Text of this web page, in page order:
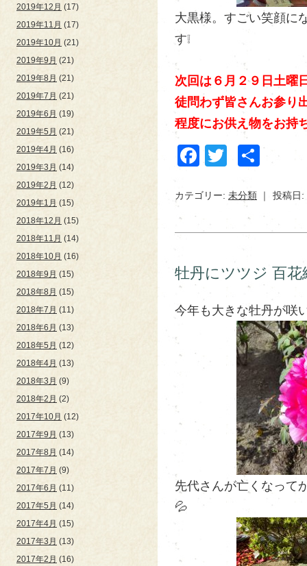
2019年12月 (17)
2019年11月 (17)
2019年10月 (21)
2019年9月 (21)
2019年8月 (21)
2019年7月 (21)
2019年6月 (19)
2019年5月 (21)
2019年4月 (16)
2019年3月 (14)
2019年2月 (12)
2019年1月 (15)
2018年12月 (15)
2018年11月 (14)
2018年10月 (16)
2018年9月 (15)
2018年8月 (15)
2018年7月 (11)
2018年6月 (13)
2018年5月 (12)
2018年4月 (13)
2018年3月 (9)
2018年2月 (2)
2017年10月 (12)
2017年9月 (13)
2017年8月 (14)
2017年7月 (9)
2017年6月 (11)
2017年5月 (14)
2017年4月 (15)
2017年3月 (13)
2017年2月 (16)
大黒様。すごい笑顔に
す❕
次回は６月２９日土曜
徒問わず皆さんお参り
程度にお供え物をお持
Facebook
Twitter
共
カテゴリー: 未分類 投稿日
牡丹にツツジ 百花
今年も大きな牡丹が咲
先代さんが亡くなって
💦